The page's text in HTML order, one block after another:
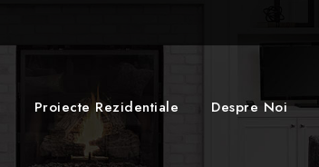
Proiecte Rezidentiale Despre Noi